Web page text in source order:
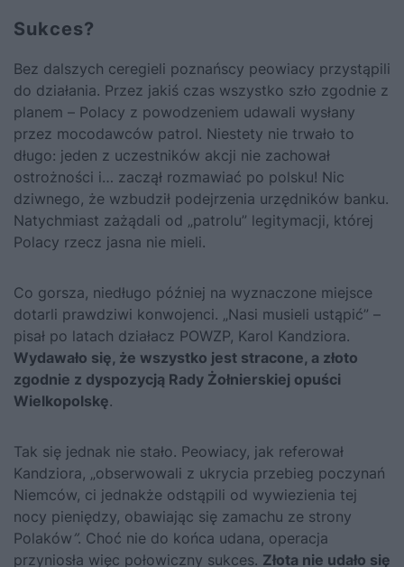
Sukces?
Bez dalszych ceregieli poznańscy peowiacy przystąpili
do działania. Przez jakiś czas wszystko szło zgodnie z
planem – Polacy z powodzeniem udawali wysłany
przez mocodawców patrol. Niestety nie trwało to
długo: jeden z uczestników akcji nie zachował
ostrożności i… zaczął rozmawiać po polsku! Nic
dziwnego, że wzbudził podejrzenia urzędników banku.
Natychmiast zażądali od „patrolu” legitymacji, której
Polacy rzecz jasna nie mieli.
Co gorsza, niedługo później na wyznaczone miejsce
dotarli prawdziwi konwojenci. „Nasi musieli ustąpić” –
pisał po latach działacz POWZP, Karol Kandziora.
Wydawało się, że wszystko jest stracone, a złoto
zgodnie z dyspozycją Rady Żołnierskiej opuści
Wielkopolskę.
Tak się jednak nie stało. Peowiacy, jak referował
Kandziora, „obserwowali z ukrycia przebieg poczynań
Niemców, ci jednakże odstąpili od wywiezienia tej
nocy pieniędzy, obawiając się zamachu ze strony
Polaków ”. Choć nie do końca udana, operacja
przyniosła więc połowiczny sukces. Złota nie udało się